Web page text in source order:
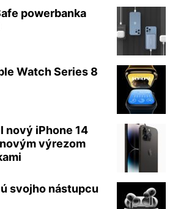
powerbanka
Watch Series 8
nový iPhone 14
výrezom
svojho nástupcu